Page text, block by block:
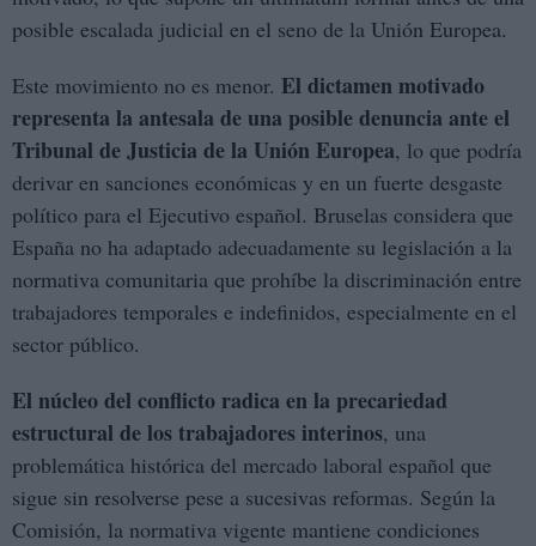
posible escalada judicial en el seno de la Unión Europea.
Este movimiento no es menor. El dictamen motivado
representa la antesala de una posible denuncia ante el
Tribunal de Justicia de la Unión Europea, lo que podría
derivar en sanciones económicas y en un fuerte desgaste
político para el Ejecutivo español. Bruselas considera que
España no ha adaptado adecuadamente su legislación a la
normativa comunitaria que prohíbe la discriminación entre
trabajadores temporales e indefinidos, especialmente en el
sector público.
El núcleo del conflicto radica en la precariedad
estructural de los trabajadores interinos, una
problemática histórica del mercado laboral español que
sigue sin resolverse pese a sucesivas reformas. Según la
Comisión, la normativa vigente mantiene condiciones